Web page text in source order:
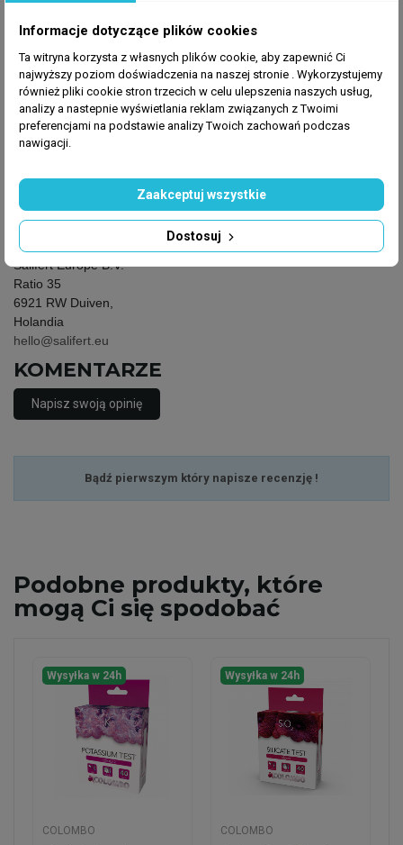
Producent: Salifert
Producent
Salifert Europe B.V.
Ratio 35
hello@salifert.eu
Osoba odpowiedzialna
Salifert Europe B.V.
Ratio 35
6921 RW Duiven,
Holandia
hello@salifert.eu
KOMENTARZE
Napisz swoją opinię
Bądź pierwszym który napisze recenzję !
Podobne produkty, które
mogą Ci się spodobać
Wysyłka w 24h
COLOMBO
Wysyłka w 24h
COLOMBO
Informacje dotyczące plików cookies
Ta witryna korzysta z własnych plików cookie, aby zapewnić Ci
najwyższy poziom doświadczenia na naszej stronie . Wykorzystujemy
również pliki cookie stron trzecich w celu ulepszenia naszych usług,
analizy a nastepnie wyświetlania reklam związanych z Twoimi
preferencjami na podstawie analizy Twoich zachowań podczas
nawigacji.
Dostosuj
Zaakceptuj wszystkie